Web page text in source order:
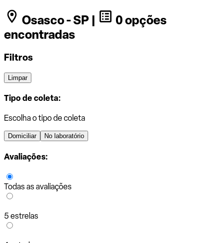
Osasco - SP |
0 opções
encontradas
Filtros
Limpar
Tipo de coleta:
Escolha o tipo de coleta
Domiciliar No laboratório
Avaliações:
Todas as avaliações
5 estrelas